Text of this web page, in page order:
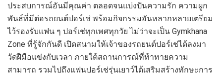
ประสบการณ์อันมีคุณค่า ตลอดจนแบ่งปันความรัก ความผูก
พันธ์ที่มีต่อรถยนต์ปอร์เช่ พร้อมกิจกรรมอันหลากหลายเตรียม
ไว้รองรับแฟน ๆ ปอร์เช่ทุกเพศทุกวัย ไม่ว่าจะเป็น Gymkhana
Zone ที่รู้จักกันดี เปิดสนามให้เจ้าของรถยนต์ปอร์เช่ได้ลงมา
วัดฝีมือแข่งกับเวลา ภายใต้สถานการณ์ที่ท้าทายความ
สามารถ รวมไปถึงแฟนปอร์เช่รุ่นเยาว์ได้เสริมสร้างทักษะการ